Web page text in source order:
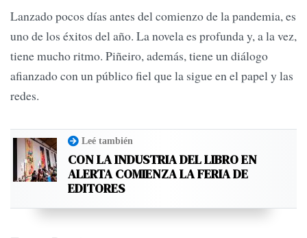
Lanzado pocos días antes del comienzo de la pandemia, es
uno de los éxitos del año. La novela es profunda y, a la vez,
tiene mucho ritmo. Piñeiro, además, tiene un diálogo
afianzado con un público fiel que la sigue en el papel y las
redes.
Leé también
CON LA INDUSTRIA DEL LIBRO EN
ALERTA COMIENZA LA FERIA DE
EDITORES